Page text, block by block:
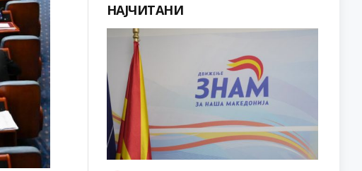
НАЈЧИТАНИ